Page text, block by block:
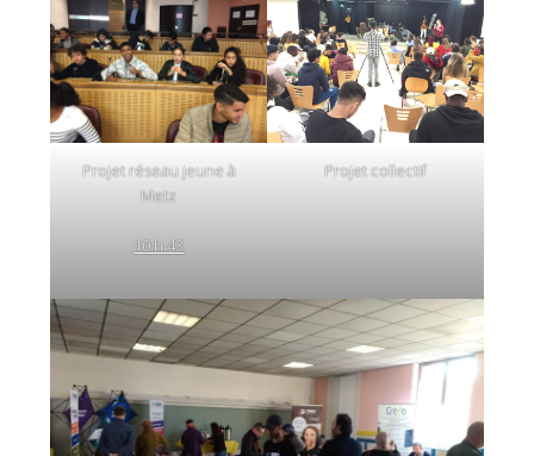
Projet réseau jeune à
Metz
10 h 43
Projet collectif